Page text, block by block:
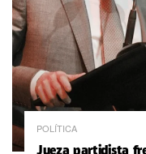
POLÍTICA
Jueza partidista